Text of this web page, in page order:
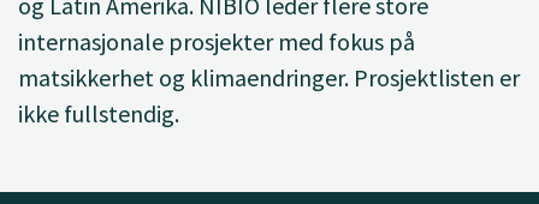
internasjonale prosjekter med fokus på
matsikkerhet og klimaendringer. Prosjektlisten er
ikke fullstendig.